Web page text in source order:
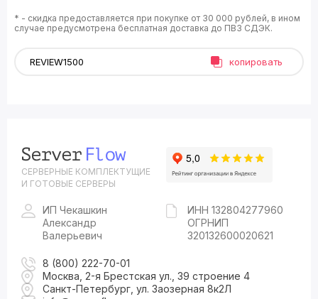
* - скидка предоставляется при покупке от 30 000 рублей, в ином
случае предусмотрена бесплатная доставка до ПВЗ СДЭК.
копировать
СЕРВЕРНЫЕ КОМПЛЕКТУЩИЕ
И ГОТОВЫЕ СЕРВЕРЫ
ИП Чекашкин
Александр
Валерьевич
ИНН 132804277960
ОГРНИП
320132600020621
8 (800) 222-70-01
Москва, 2-я Брестская ул., 39 строение 4
Санкт-Петербург, ул. Заозерная 8к2Л